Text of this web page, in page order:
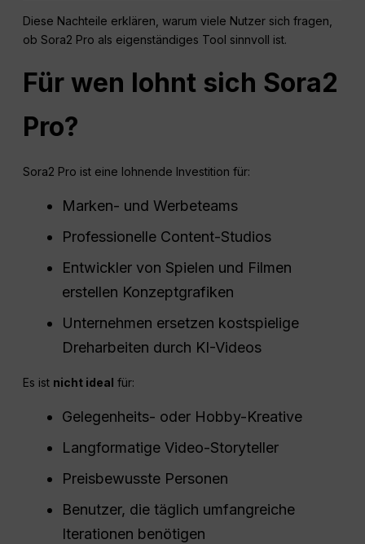
Diese Nachteile erklären, warum viele Nutzer sich fragen,
ob Sora2 Pro als eigenständiges Tool sinnvoll ist.
Für wen lohnt sich Sora2
Pro?
Sora2 Pro ist eine lohnende Investition für:
Marken- und Werbeteams
Professionelle Content-Studios
Entwickler von Spielen und Filmen
erstellen Konzeptgrafiken
Unternehmen ersetzen kostspielige
Dreharbeiten durch KI-Videos
Es ist nicht ideal für:
Gelegenheits- oder Hobby-Kreative
Langformatige Video-Storyteller
Preisbewusste Personen
Benutzer, die täglich umfangreiche
Iterationen benötigen